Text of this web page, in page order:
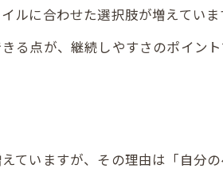
ルに合わせた選択肢が増えていま
る点が、継続しやすさのポイン
ていますが、その理由は「自分